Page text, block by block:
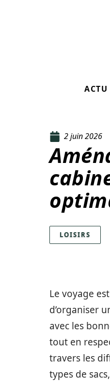
ACTU
2 juin 2026
LOISIRS
Le voyage
d’organiser
avec les
tout en
travers les
types de